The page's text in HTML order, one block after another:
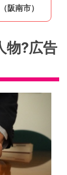
阪南市）
物?広告